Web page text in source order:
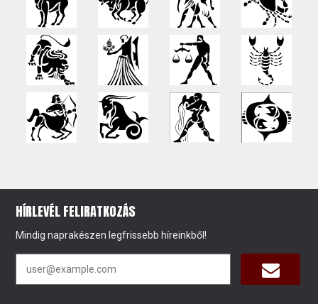
HÍRLEVÉL FELIRATKOZÁS
Mindig naprakészen legfrissebb híreinkből!